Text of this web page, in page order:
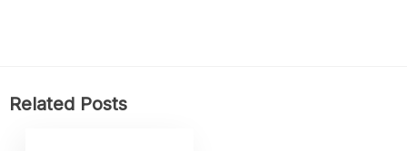
Related Posts